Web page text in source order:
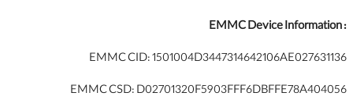
EMMC Device Information :
EMMC CID: 1501004D3447314642106AE027631136
EMMC CSD: D02701320F5903FFF6DBFFE78A404056